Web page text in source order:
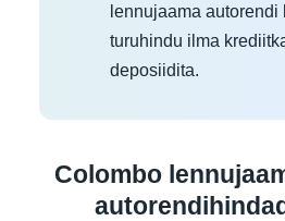
lennujaama autorendi
turuhindu ilma
deposiidita.
Colombo